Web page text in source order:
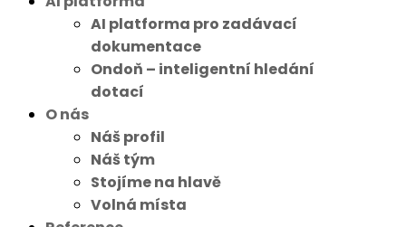
AI platforma pro zadávací
dokumentace
Ondoň – inteligentní hledání
dotací
O nás
Náš profil
Náš tým
Stojíme na hlavě
Volná místa